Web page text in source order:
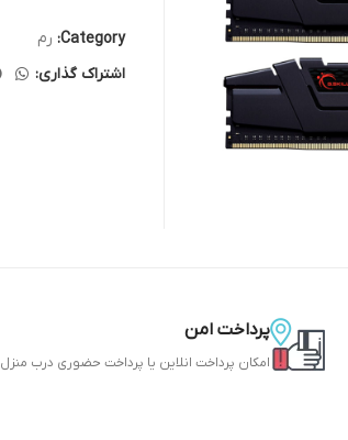
Category: رم
اشتراک گذاری:
پرداخت امن
امکان پرداخت انلاین یا پرداخت حضوری درب منزل